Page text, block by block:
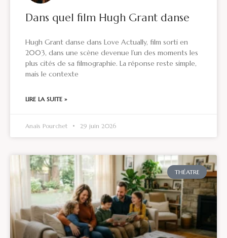
Dans quel film Hugh Grant danse
Hugh Grant danse dans Love Actually, film sorti en
2003, dans une scène devenue l’un des moments les
plus cités de sa filmographie. La réponse reste simple,
mais le contexte
LIRE LA SUITE »
Anaïs Pourchet 29 juin 2026
THÉATRE